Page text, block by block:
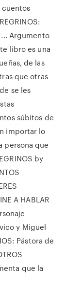
cuentos
Argumento
libro es una
de las
que otras
se les
súbitos de
importar lo
persona que
by
A HABLAR
y Miguel
Pástora de
que la